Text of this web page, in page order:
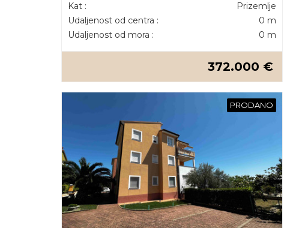
Kat :
Prizemlje
Udaljenost od centra :
0 m
Udaljenost od mora :
0 m
372.000 €
PRODANO